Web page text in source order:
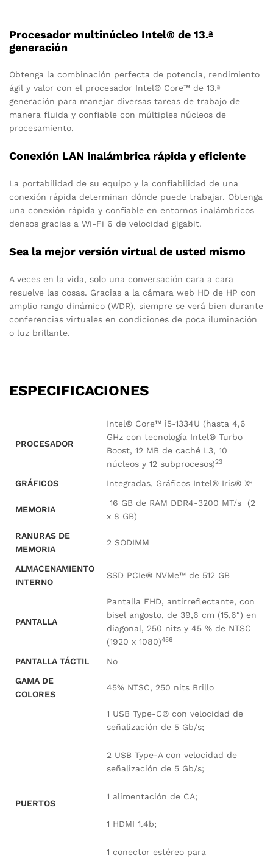
Procesador multinúcleo Intel® de 13.ª
generación
Obtenga la combinación perfecta de potencia, rendimiento
ágil y valor con el procesador Intel® Core™ de 13.ª
generación para manejar diversas tareas de trabajo de
manera fluida y confiable con múltiples núcleos de
procesamiento.
Conexión LAN inalámbrica rápida y eficiente
La portabilidad de su equipo y la confiabilidad de una
conexión rápida determinan dónde puede trabajar. Obtenga
una conexión rápida y confiable en entornos inalámbricos
densos gracias a Wi-Fi 6 de velocidad gigabit.
Sea la mejor versión virtual de usted mismo
A veces en la vida, solo una conversación cara a cara
resuelve las cosas. Gracias a la cámara web HD de HP con
amplio rango dinámico (WDR), siempre se verá bien durante
conferencias virtuales en condiciones de poca iluminación
o luz brillante.
ESPECIFICACIONES
PROCESADOR
Intel® Core™ i5-1334U (hasta 4,6
GHz con tecnología Intel® Turbo
Boost, 12 MB de caché L3, 10
núcleos y 12 subprocesos)23
GRÁFICOS Integradas, Gráficos Intel® Iris® Xᵉ
MEMORIA
16 GB de RAM DDR4-3200 MT/s (2
x 8 GB)
RANURAS DE
MEMORIA
2 SODIMM
ALMACENAMIENTO
INTERNO
SSD PCIe® NVMe™ de 512 GB
PANTALLA
Pantalla FHD, antirreflectante, con
bisel angosto, de 39,6 cm (15,6″) en
diagonal, 250 nits y 45 % de NTSC
(1920 x 1080)456
PANTALLA TÁCTIL
No
GAMA DE
COLORES
45% NTSC, 250 nits Brillo
PUERTOS
1 USB Type-C® con velocidad de
señalización de 5 Gb/s;
2 USB Type-A con velocidad de
señalización de 5 Gb/s;
1 alimentación de CA;
1 HDMI 1.4b;
1 conector estéreo para